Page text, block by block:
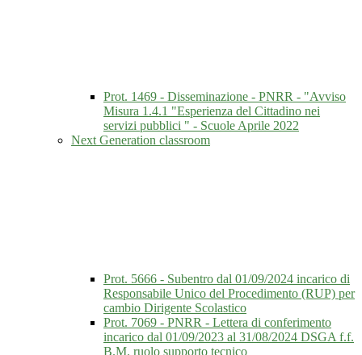
Prot. 1469 - Disseminazione - PNRR - "Avviso
Misura 1.4.1 "Esperienza del Cittadino nei
servizi pubblici " - Scuole Aprile 2022
Next Generation classroom
Prot. 5666 - Subentro dal 01/09/2024 incarico di
Responsabile Unico del Procedimento (RUP) per
cambio Dirigente Scolastico
Prot. 7069 - PNRR - Lettera di conferimento
incarico dal 01/09/2023 al 31/08/2024 DSGA f.f.
B.M. ruolo supporto tecnico